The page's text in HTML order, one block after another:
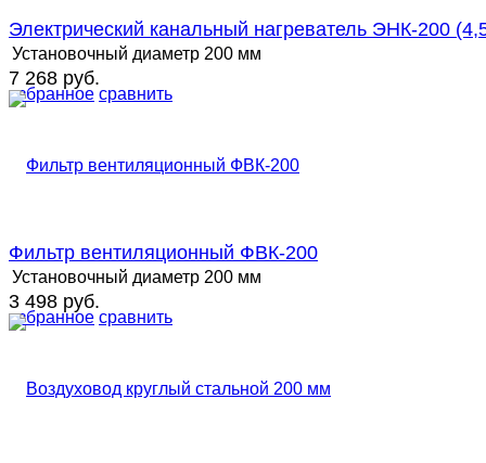
избранное сравнить
Электрический канальный нагреватель ЭНК-200
Установочный диаметр 200 мм
7 268 руб.
избранное сравнить
Фильтр вентиляционный ФВК-200
Установочный диаметр 200 мм
3 498 руб.